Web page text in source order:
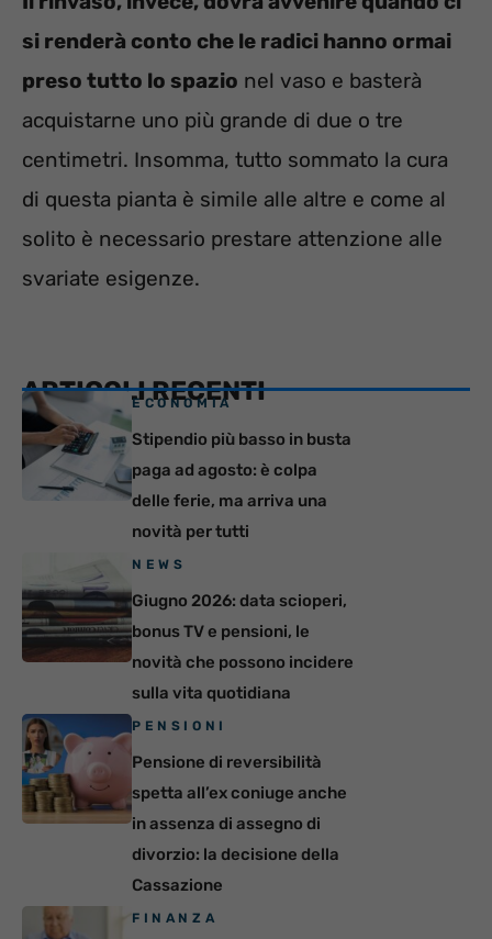
si renderà conto che le radici hanno ormai
preso tutto lo spazio nel vaso e basterà
acquistarne uno più grande di due o tre
centimetri. Insomma, tutto sommato la cura
di questa pianta è simile alle altre e come al
solito è necessario prestare attenzione alle
svariate esigenze.
ARTICOLI RECENTI
ECONOMIA
Stipendio più basso in busta
paga ad agosto: è colpa
delle ferie, ma arriva una
novità per tutti
NEWS
Giugno 2026: data scioperi,
bonus TV e pensioni, le
novità che possono incidere
sulla vita quotidiana
PENSIONI
Pensione di reversibilità
spetta all’ex coniuge anche
in assenza di assegno di
divorzio: la decisione della
Cassazione
FINANZA